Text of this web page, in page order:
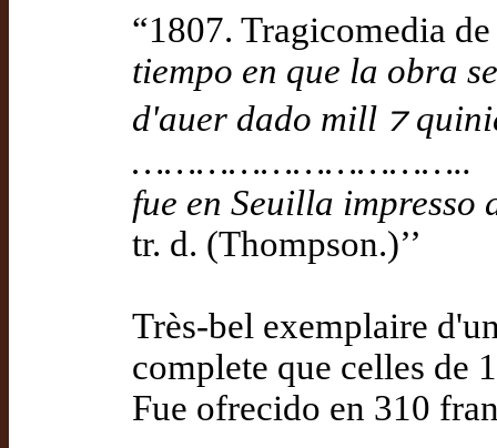
“1807. Tragicomedia
tiempo en que la obra
d'auer dado mill ⁊
…………………………..
fue en Seuilla impresso
tr. d. (Thompson.)’’
Très-bel exemplaire
complete que celles de
Fue ofrecido en 310